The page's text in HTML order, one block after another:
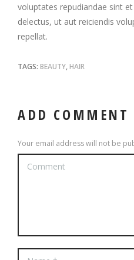
voluptates repudiandae sint
delectus, ut aut reiciendis
repellat.
TAGS: BEAUTY,HAIR
ADD COMMENT
Your email address will not be